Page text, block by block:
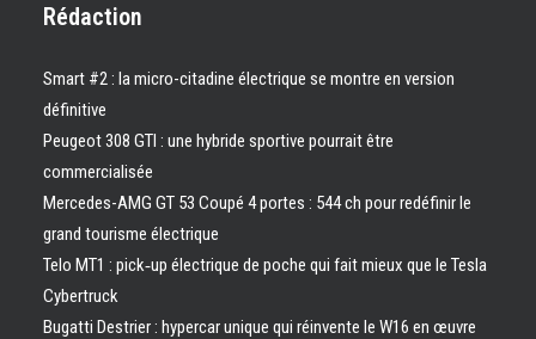
Rédaction
Smart #2 : la micro-citadine électrique se montre en version
définitive
Peugeot 308 GTI : une hybride sportive pourrait être
commercialisée
Mercedes-AMG GT 53 Coupé 4 portes : 544 ch pour redéfinir le
grand tourisme électrique
Telo MT1 : pick‑up électrique de poche qui fait mieux que le Tesla
Cybertruck
Bugatti Destrier : hypercar unique qui réinvente le W16 en œuvre